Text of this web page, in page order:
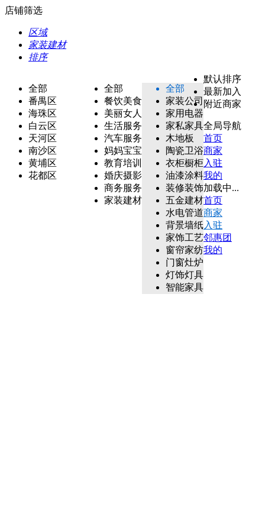
店铺筛选
区域
家装建材
排序
全部
番禺区
海珠区
白云区
天河区
南沙区
黄埔区
花都区
全部
餐饮美食
美丽女人
生活服务
汽车服务
妈妈宝宝
教育培训
婚庆摄影
商务服务
家装建材
全部
家装公司
家用电器
家私家具
木地板
陶瓷卫浴
衣柜橱柜
油漆涂料
装修装饰
五金建材
水电管道
背景墙纸
家饰工艺
窗帘家纺
门窗灶炉
灯饰灯具
智能家具
默认排序
最新加入
附近商家
全局导航
首页
商家
入驻
我的
加载中...
首页
商家
入驻
邻惠团
我的